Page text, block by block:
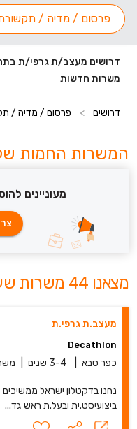
פרסום / מדיה /
משרות חדשות
דרושים > פרסום / מדיה /
המשרות החמות
מעוניינים
מצאנו 44 משרות שעשויות לעניין אותך
מעצב.ת גרפי.ת
Decathlon
כפר סבא 3-4 שנים
נחנו בדקטלון ישראל
ביצועיסט.ית ובעל.ת ראש גד...